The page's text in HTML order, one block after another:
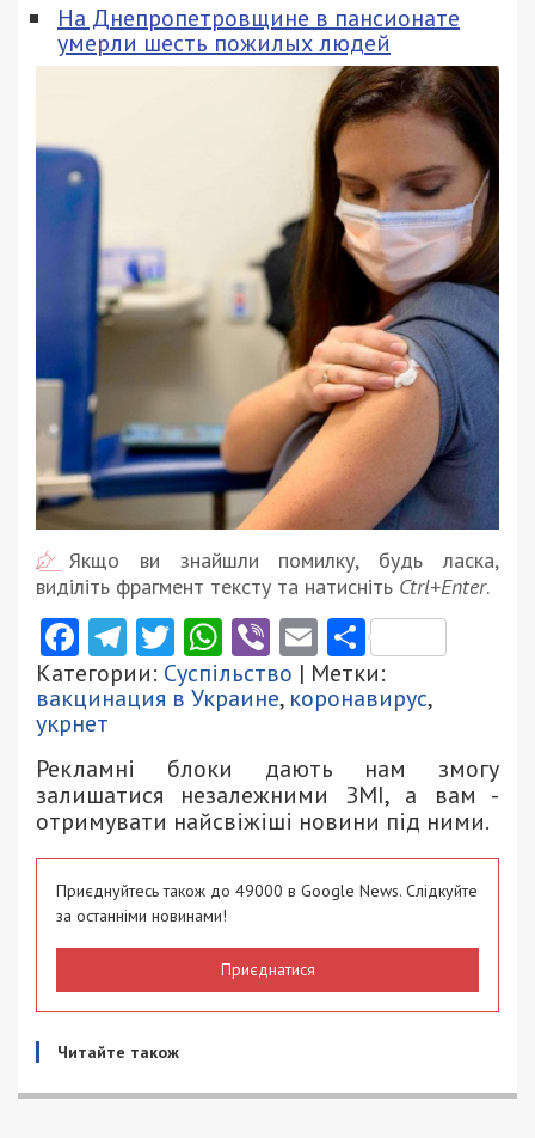
На Днепропетровщине в пансионате
умерли шесть пожилых людей
Якщо ви знайшли помилку, будь ласка,
виділіть фрагмент тексту та натисніть Ctrl+Enter.
Facebook
Telegram
Twitter
WhatsApp
ViberEmail
Категории: Суспільство | Метки:
вакцинация в Украине, коронавирус,
укрнет
Рекламні блоки дають нам змогу
залишатися незалежними ЗМІ, а вам -
отримувати найсвіжіші новини під ними.
Приєднуйтесь також до 49000 в Google News. Слідкуйте
за останніми новинами!
Приєднатися
Читайте також